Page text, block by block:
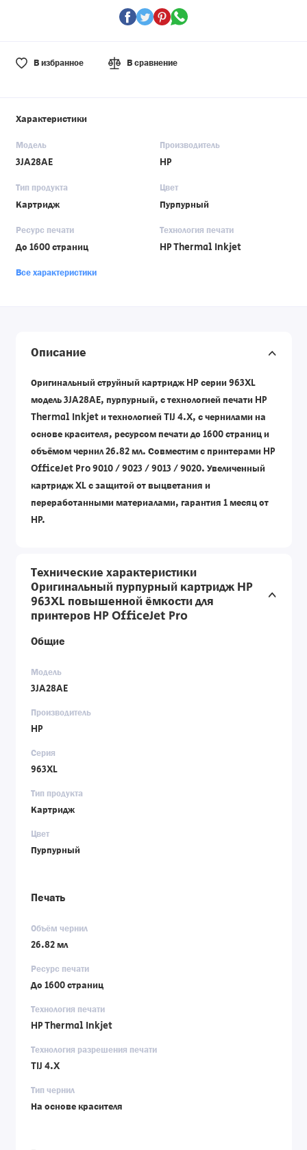
В избранное В сравнение
Характеристики
Модель
3JA28AE
Производитель
HP
Тип продукта
Картридж
Цвет
Пурпурный
Ресурс печати
До 1600 страниц
Технология печати
HP Thermal Inkjet
Все характеристики
Описание
Оригинальный струйный картридж HP серии 963XL
модель 3JA28AE, пурпурный, с технологией печати HP
Thermal Inkjet и технологией TIJ 4.X, с чернилами на
основе красителя, ресурсом печати до 1600 страниц и
объёмом чернил 26.82 мл. Совместим с принтерами HP
OfficeJet Pro 9010 / 9023 / 9013 / 9020. Увеличенный
картридж XL с защитой от выцветания и
переработанными материалами, гарантия 1 месяц от
HP.
Технические характеристики
Оригинальный пурпурный картридж HP
963XL повышенной ёмкости для
принтеров HP OfficeJet Pro
Общие
Модель
3JA28AE
Производитель
HP
Серия
963XL
Тип продукта
Картридж
Цвет
Пурпурный
Печать
Объём чернил
26.82 мл
Ресурс печати
До 1600 страниц
Технология печати
HP Thermal Inkjet
Технология разрешения печати
TIJ 4.X
Тип чернил
На основе красителя